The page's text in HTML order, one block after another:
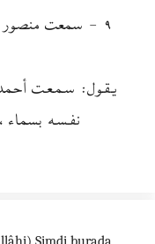
٩ - سمعت
يـقـول: سـمـعـت
نفـسـه